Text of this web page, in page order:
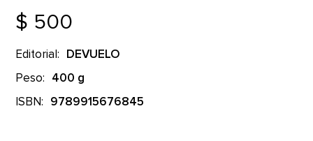
$ 500
Editorial: DEVUELO
Peso: 400 g
ISBN: 9789915676845